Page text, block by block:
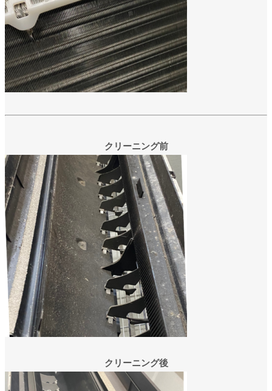
クリーニング前
クリーニング後